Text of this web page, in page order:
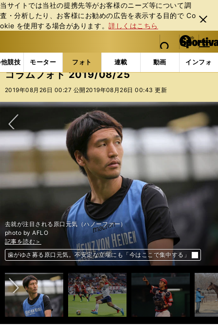
当サイトでは当社の提携先等がお客様のニーズ等について調
査・分析したり、お客様にお勧めの広告を表⽰する⽬的で Co
okie を使⽤する場合があります。詳しくはこちら
閉じ
る
web Sportiva (webスポルティーバ)
検索
マイペ
ー
ジ
メニュ
競技 モーター フォト 連載 動画 インフォ
b
ス
ポ
ル
ィ
ー
バ
フォトギャラリー コラムフォト コラムフォト
コラムフォト 2019/08/25
2019年08月26日 00:27 公開 2019年08月26日 00:43 更新
去就が注目される原口元気（ハノーファー）
photo by AFLO
記事を読む＞
歯がゆさ募る原口元気。不安定な立場にも「今はここで集中する」
記事を読む＞
首位FC東京、独走のチャンスを逃す。いま求められる「第三の男」
記事を読む＞
ひょんなことからNZでプロ野球選手になった25歳。NPB入りの夢を追う
記事を読む＞
２歳女王の妹ルリエーヴル。牧場スタッフは「注文なし」と期待はでかい
前へ